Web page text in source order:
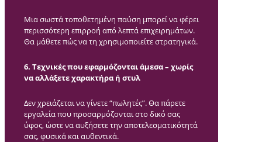
Μια σωστά τοποθετημένη παύση μπορεί να φέρει
περισσότερη επιρροή από λεπτά επιχειρημάτων.
Θα μάθετε πώς να τη χρησιμοποιείτε στρατηγικά.
6. Τεχνικές που εφαρμόζονται άμεσα – χωρίς
να αλλάξετε χαρακτήρα ή στυλ
Δεν χρειάζεται να γίνετε “πωλητές”. Θα πάρετε
εργαλεία που προσαρμόζονται στο δικό σας
ύφος, ώστε να αυξήσετε την αποτελεσματικότητά
σας, φυσικά και αυθεντικά.